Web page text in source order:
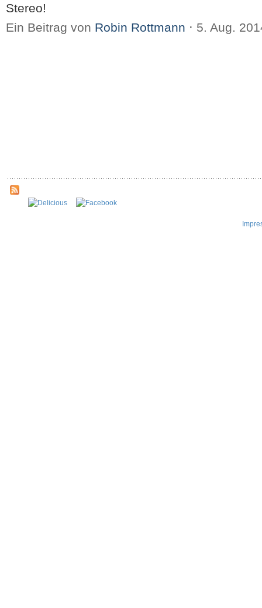
Stereo!
Ein Beitrag von Robin Rottmann ⋅ 5. Aug.